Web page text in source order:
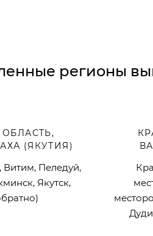
регионы
(ЯКУТИЯ)
Витим, Пеледуй,
Якутск,